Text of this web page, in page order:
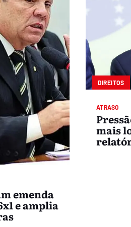
emenda
e amplia
DIREITOS
ATRASO
mais